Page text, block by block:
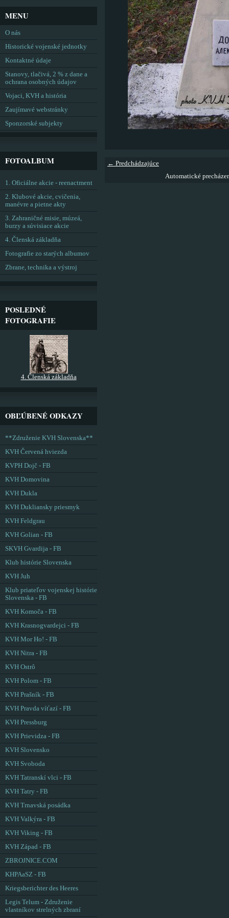
← Predchádzajúce
Automatické
MENU
O nás
Historické vojenské jednotky
Kontaktné údaje
Stanovy, tlačivá, 2 % z dane a
ochrana osobných údajov
Vojaci, KVH a história
Zaujímavé webstránky
Sponzorské subjekty
FOTOALBUM
1. Oficiálne akcie - reenactment
2. Klubové akcie, cvičenia,
manévre a pietne akty
3. Zahraničné misie, múzeá,
burzy a súvisiace akcie
4. Členská základňa
Fotografie zo starých albumov
Zbrane, technika a výstroj
POSLEDNÉ
FOTOGRAFIE
4. Členská základňa
OBĽÚBENÉ ODKAZY
**Združenie KVH Slovenska**
KVH Červená hviezda
KVPH Dojč - FB
KVH Domovina
KVH Dukla
KVH Dukliansky priesmyk
KVH Feldgrau
KVH Golian - FB
SKVH Gvardija - FB
Klub histórie Slovenska
KVH Juh
Klub priateľov vojenskej histórie
Slovenska - FB
KVH Komoča - FB
KVH Krasnogvardejci - FB
KVH Mor Ho! - FB
KVH Nitra - FB
KVH Ostrô
KVH Polom - FB
KVH Prašník - FB
KVH Pravda víťazí - FB
KVH Pressburg
KVH Prievidza - FB
KVH Slovensko
KVH Svoboda
KVH Tatranskí vlci - FB
KVH Tatry - FB
KVH Trnavská posádka
KVH Valkýra - FB
KVH Viking - FB
KVH Západ - FB
ZBROJNICE.COM
KHPAaSZ - FB
Kriegsberichter des Heeres
Legis Telum - Združenie
vlastníkov strelných zbraní